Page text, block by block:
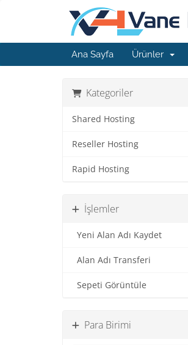
Ana Sayfa Ürünler
Kategoriler
Shared Hosting
Reseller Hosting
Rapid Hosting
İşlemler
Yeni Alan Adı Kaydet
Alan Adı Transferi
Sepeti Görüntüle
Para Birimi